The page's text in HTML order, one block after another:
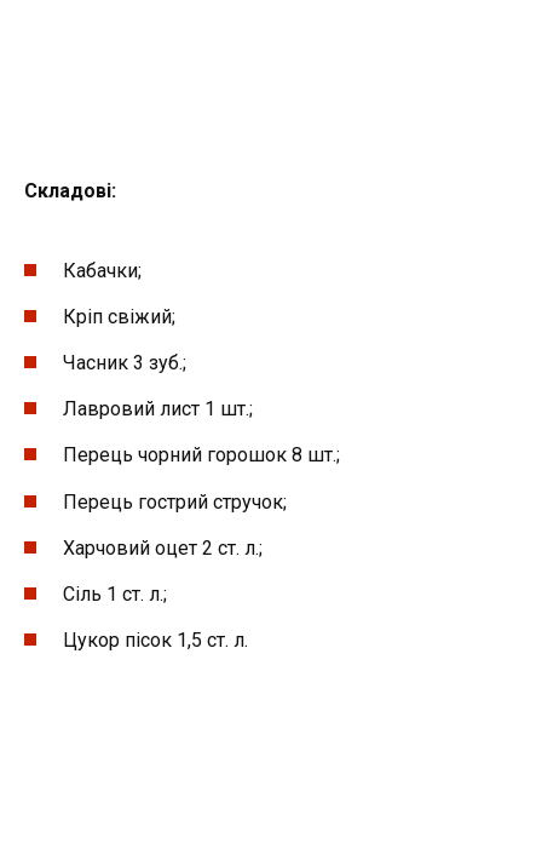
Складові:
Кабачки;
Кріп свіжий;
Часник 3 зуб.;
Лавровий лист 1 шт.;
Перець чорний горошок 8 шт.;
Перець гострий стручок;
Харчовий оцет 2 ст. л.;
Сіль 1 ст. л.;
Цукор пісок 1,5 ст. л.